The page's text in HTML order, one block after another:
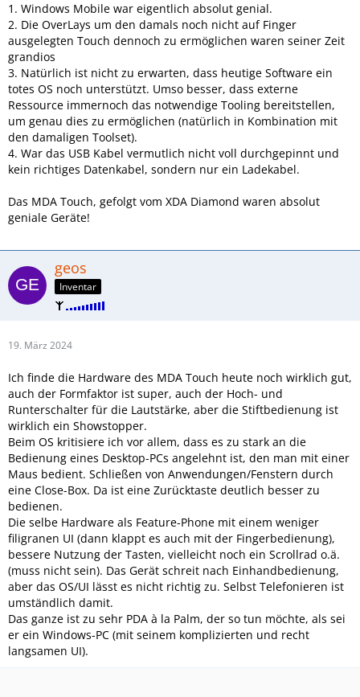
1. Windows Mobile war eigentlich absolut genial.
2. Die OverLays um den damals noch nicht auf Finger
ausgelegten Touch dennoch zu ermöglichen waren seiner Zeit
grandios
3. Natürlich ist nicht zu erwarten, dass heutige Software ein
totes OS noch unterstützt. Umso besser, dass externe
Ressource immernoch das notwendige Tooling bereitstellen,
um genau dies zu ermöglichen (natürlich in Kombination mit
den damaligen Toolset).
4. War das USB Kabel vermutlich nicht voll durchgepinnt und
kein richtiges Datenkabel, sondern nur ein Ladekabel.
Das MDA Touch, gefolgt vom XDA Diamond waren absolut
geniale Geräte!
geos
Inventar
19. März 2024
Ich finde die Hardware des MDA Touch heute noch wirklich gut,
auch der Formfaktor ist super, auch der Hoch- und
Runterschalter für die Lautstärke, aber die Stiftbedienung ist
wirklich ein Showstopper.
Beim OS kritisiere ich vor allem, dass es zu stark an die
Bedienung eines Desktop-PCs angelehnt ist, den man mit einer
Maus bedient. Schließen von Anwendungen/Fenstern durch
eine Close-Box. Da ist eine Zurücktaste deutlich besser zu
bedienen.
Die selbe Hardware als Feature-Phone mit einem weniger
filigranen UI (dann klappt es auch mit der Fingerbedienung),
bessere Nutzung der Tasten, vielleicht noch ein Scrollrad o.ä.
(muss nicht sein). Das Gerät schreit nach Einhandbedienung,
aber das OS/UI lässt es nicht richtig zu. Selbst Telefonieren ist
umständlich damit.
Das ganze ist zu sehr PDA à la Palm, der so tun möchte, als sei
er ein Windows-PC (mit seinem komplizierten und recht
langsamen UI).